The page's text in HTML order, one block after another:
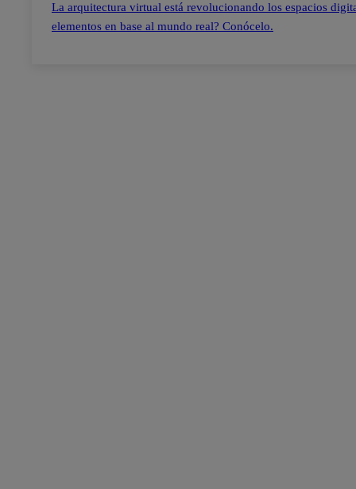
La arquitectura virtual está revolucionando los espacios
elementos en base al mundo real? Conócelo.